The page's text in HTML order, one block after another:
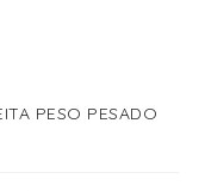
PESO PESADO